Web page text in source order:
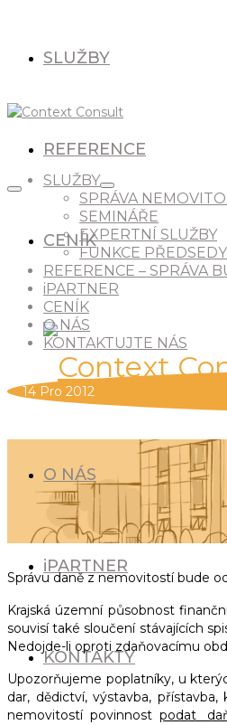
SLUŽBY
REFERENCE
CENÍK
O NÁS
iPARTNER
KONTAKTY
SLUŽBY
SPRÁVA
SEMINÁŘE
EXPERTNÍ SLUŽBY
FUNKCE
REFERENCE – SPRÁVA
iPARTNER
CENÍK
O NÁS
KONTAKTUJTE NÁS
14Pro 2012
Správu daně z nemovitostí bude
Krajská územní působnost
souvisí také sloučení stávajících
Nedojde-li oproti zdaňovacímu
Upozorňujeme poplatníky, u
dar, dědictví, výstavba,
nemovitostí povinnost podat